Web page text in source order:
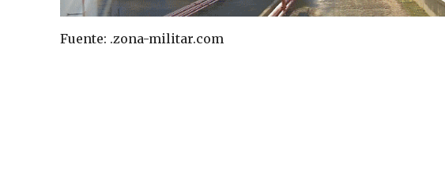
Fuente: .zona-militar.com